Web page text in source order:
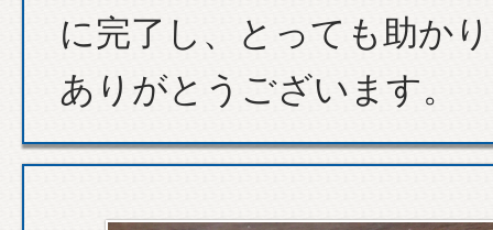
に完了し、とっても助か
ありがとうございます。